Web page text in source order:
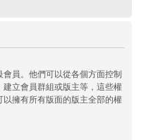
員。他們可以從各個方面控制
立會員群組或版主等，這些權
擁有所有版面的版主全部的權